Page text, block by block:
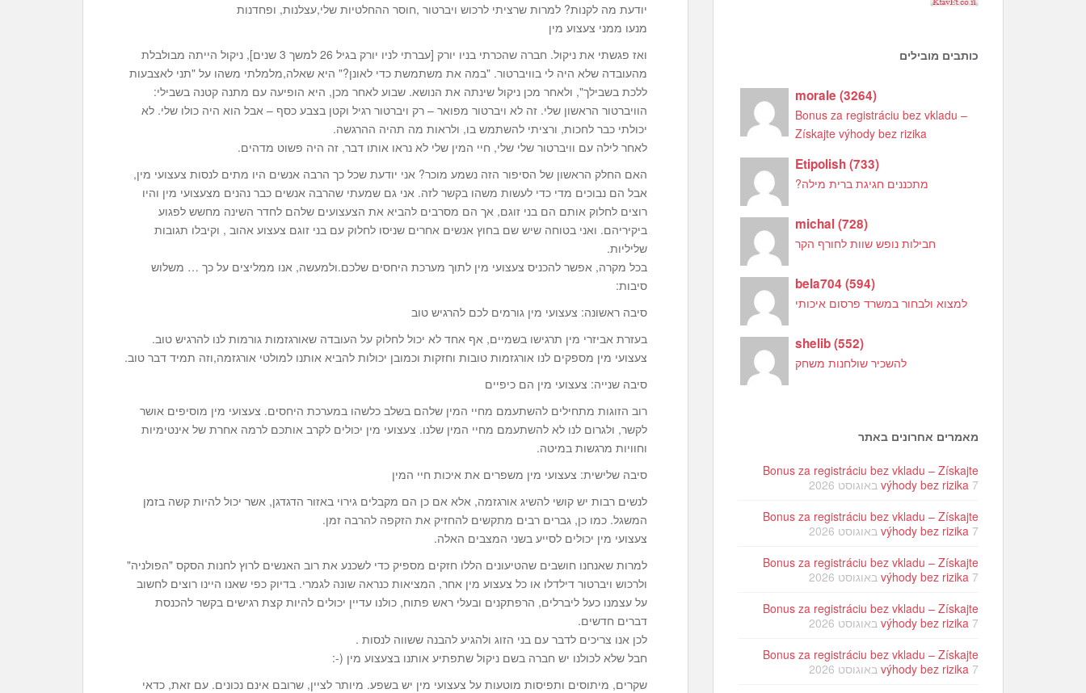
יודעת מה לקנות? למרות שרציתי לרכוש ויברטור ,חוסר ההחלטיות שלי,עצלנות, ופחדנות
מנעו ממני צעצוע מין
ואז פגשתי את ניקול. חברה שהכרתי בניו יורק [עברתי לניו יורק בגיל 26 למשך 3 שנים], ניקול הייתה מבולבלת
מהעובדה שלא היה לי בוויברטור. "במה את משתמשת כדי לאונן?" היא שאלה,מלמלתי משהו על "תני לאצבעות
ללכת בשבילך", ולאחר מכן ניקול שינתה את הנושא. שבוע לאחר מכן, היא הופיעה עם מתנה קטנה בשבילי:
הוויברטור הראשון שלי. זה לא ויברטור מפואר – רק ויברטור רגיל וקטן בצבע כסף – אבל הוא היה כולו שלי. לא
יכולתי כבר לחכות, ורציתי להשתמש בו, ולראות מה תהיה ההרגשה.
לאחר לילה עם וויברטור שלי שלי, חיי המין שלי לא נראו אותו דבר, זה היה פשוט מדהים.
האם החלק הראשון של הסיפור הזה נשמע מוכר? אני יודעת שכל כך הרבה אנשים היו מתים לנסות צעצועי מין,
אבל הם נבוכים מדי כדי לעשות משהו בקשר לזה. אני גם שמעתי שהרבה אנשים כבר נהנים מצעצועי מין והיו
רוצים לחלוק אותם הם בני זוגם, אך הם מסרבים להביא את הצעצועים שלהם לחדר השינה מחשש לפגוע
ביקיריהם. ואני בטוחה שיש שם בחוץ אנשים אחרים שניסו לחלוק עם בני זוגם צעצוע אהוב , וקיבלו תגובות
שליליות.
בכל מקרה, אפשר להכניס צעצועי מין לתוך מערכת היחסים שלכם.ולמעשה, אנו ממליצים על כך … משלוש
סיבות:
סיבה ראשונה: צעצועי מין גורמים לכם להרגיש טוב
בעזרת אביזרי מין תרגישו בשמיים, אף אחד לא יכול לחלוק על העובדה שאורגזמות גורמות לנו להרגיש טוב.
צעצועי מין מספקים לנו אורגזמות טובות וחזקות וכמובן יכולות להביא אותנו למולטי אורגזמה,וזה תמיד דבר טוב.
סיבה שנייה: צעצועי מין הם כיפיים
רוב הזוגות מתחילים להשתעמם מחיי המין שלהם בשלב כלשהו במערכת היחסים. צעצועי מין מוסיפים אושר
לקשר, ולגרום לנו לא להשתעמם מחיי המין שלנו. צעצועי מין יכולים לקרב אותכם לרמה אחרת של אינטימיות
וחוויות מרגשות במיטה.
סיבה שלישית: צעצועי מין משפרים את איכות חיי המין
לנשים רבות יש קושי להשיג אורגזמה, אלא אם כן הם מקבלים גירוי באזור הדגדגן, אשר יכול להיות קשה בזמן
המשגל. כמו כן, גברים רבים מתקשים להחזיק את הזקפה להרבה זמן.
צעצועי מין יכולים לסייע בשני המצבים האלה.
למרות שאנחנו חושבים שהטיעונים הללו חזקים מספיק כדי לשכנע את רוב האנשים לרוץ לחנות הסקס "הפולניה"
ולרכוש ויברטור דילדלו או כל צעצוע מין אחר, המציאות כנראה שונה לגמרי. בדיוק כפי שאנו היינו רוצים לחשוב
על עצמנו כעל ליברלים, הרפתקנים ובעלי ראש פתוח, כולנו עדיין יכולים להיות קצת רגישים בקשר להכנסת
דברים חדשים.
לכן אנו צריכים לדבר עם בני הזוג ולהגיע להבנה ששווה לנסות .
חבל שלא לכולנו יש חברה בשם ניקול שתפתיע אותנו בצעצוע מין (-:
שקרים, מיתוסים ותפיסות מוטעות על צעצועי מין יש בשפע. מיותר לציין, שרובם אינם נכונים. עם זאת, כדאי
כותבים מובילים
morale(3264)
Bonus za registráciu bez vkladu –
Získajte výhody bez rizika
Etipolish(733)
מתכננים חגיגת ברית מילה?
michal(728)
חבילות נופש שוות לחורף הקר
bela704(594)
למצוא ולבחור במשרד פרסום איכותי
shelib(552)
להשכיר שולחנות משחק
מאמרים אחרונים באתר
Bonus za registráciu bez vkladu – Získajte
výhody bez rizika 7 באוגוסט 2026
Bonus za registráciu bez vkladu – Získajte
výhody bez rizika 7 באוגוסט 2026
Bonus za registráciu bez vkladu – Získajte
výhody bez rizika 7 באוגוסט 2026
Bonus za registráciu bez vkladu – Získajte
výhody bez rizika 7 באוגוסט 2026
Bonus za registráciu bez vkladu – Získajte
výhody bez rizika 7 באוגוסט 2026